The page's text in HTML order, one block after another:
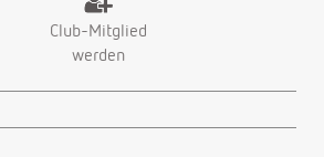
Club-Mitglied
werden